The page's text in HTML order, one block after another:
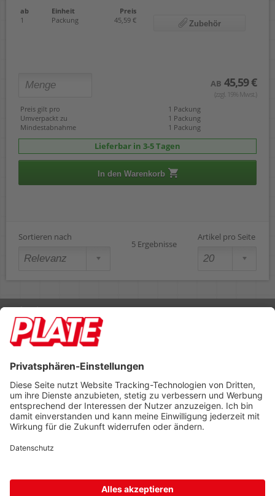
ab Einheit
Preis
1
Packung 45,59 € Zubehör
AB 45,59 €
(zzgl. 19% Mwst.)
Preis gilt pro
1 Packung
Umverpackt zu
1 Packung
Mindestabnahme
1 Packung
Lieferbar in 3-5 Tagen
In den Warenkorb
Sortieren nach
5 Ergebnisse
Artikel pro Seite
Rufen Sie uns an 04298 401-0
Lieferbedingungen Impressum
Footer anzeigen
PLATE Büromaterial Vertriebs GmbH
Hilligenwarf 5